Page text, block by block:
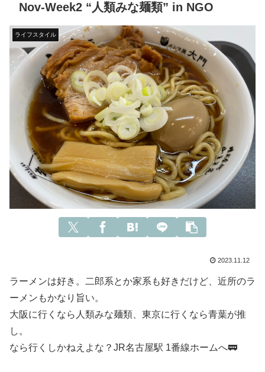
Nov-Week2 “人類みな麺類” in NGO
ライフスタイル
2023.11.12
ラーメンは好き。二郎系とか家系も好きだけど、近所のラ
ーメンもかなり旨い。
大阪に行くなら人類みな麺類、東京に行くなら青葉が推
し。
なら行くしかねえよな？JR名古屋駅 1番線ホームへ🚃